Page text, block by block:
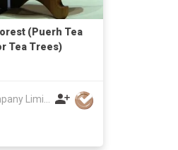
(Puerh Tea
Tea Trees)